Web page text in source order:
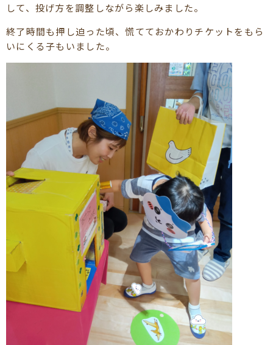
して、投げ方を調整しながら楽しみました。
終了時間も押し迫った頃、慌てておかわりチケットをもら
いにくる子もいました。